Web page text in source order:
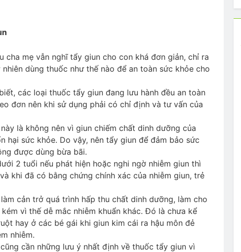
cha mẹ vẫn nghĩ tẩy giun cho con khá đơn giản, chỉ ra
dùng thuốc như thế nào để an toàn sức khỏe cho
các loại thuốc tẩy giun đang lưu hành đều an toàn
đơn nên khi sử dụng phải có chỉ định và tư vấn của
là không nên vì giun chiếm chất dinh dưỡng của
hại sức khỏe. Do vậy, nên tẩy giun để đảm bảo sức
được dùng bừa bãi.
2 tuổi nếu phát hiện hoặc nghi ngờ nhiễm giun thì
khi đã có bằng chứng chính xác của nhiễm giun, trẻ
cản trở quá trình hấp thu chất dinh dưỡng, làm cho
vì thế dễ mắc nhiễm khuẩn khác. Đó là chưa kể
hay ở các bé gái khi giun kim cái ra hậu môn đẻ
nhiễm.
cần những lưu ý nhất định về thuốc tẩy giun vì